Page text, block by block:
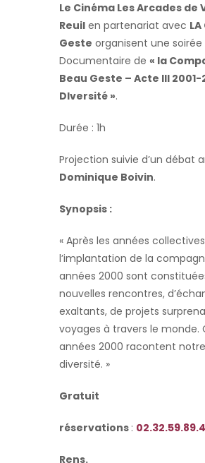
Le Cinéma Les Arcades de
Reuil en partenariat avec
Geste organisent une
Documentaire de « la
Beau Geste – Acte III 2001-
DIversité ».
Durée : 1h
Projection suivie d’un débat
Dominique Boivin.
Synopsis :
« Après les années
l’implantation de la
années 2000 sont
nouvelles rencontres,
exaltants, de projets
voyages à travers le monde.
années 2000 racontent
diversité. »
Gratuit
réservations :
Rens.